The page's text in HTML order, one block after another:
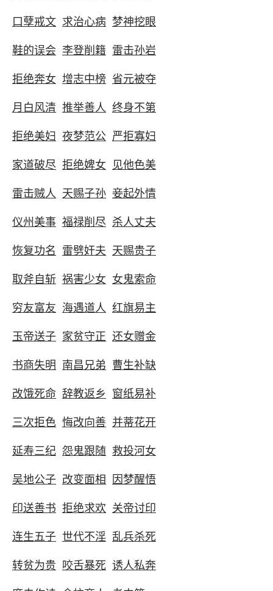
口孽戒文 求治心病 梦神挖眼
鞋的误会 李登削籍 雷击孙岩
拒绝奔女 增志中榜 省元被夺
月白风清 推举善人 终身不第
拒绝美妇 夜梦范公 严拒寡妇
家道破尽 拒绝婢女 见他色美
雷击贼人 天赐子孙 妾起外情
仪州美事 福禄削尽 杀人丈夫
恢复功名 雷劈奸夫 天赐贵子
取斧自斩 祸害少女 女鬼索命
穷友富友 海遇道人 红旗易主
玉帝送子 家贫守正 还女赠金
书商失明 南昌兄弟 曹生补缺
改饿死命 辞教返乡 窗纸易补
三次拒色 悔改向善 并蒂花开
延寿三纪 怨鬼跟随 救投河女
吴地公子 改变面相 因梦醒悟
印送善书 拒绝求欢 关帝讨印
连生五子 世代不淫 乱兵杀死
转贫为贵 咬舌暴死 诱人私奔